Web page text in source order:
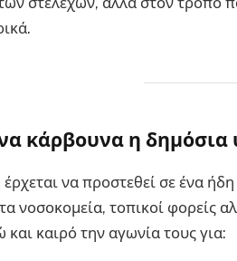
κάρβουνα η δημόσια
έρχεται να προστεθεί σε ένα
νοσοκομεία, τοπικοί φορείς
καιρό την αγωνία τους για: